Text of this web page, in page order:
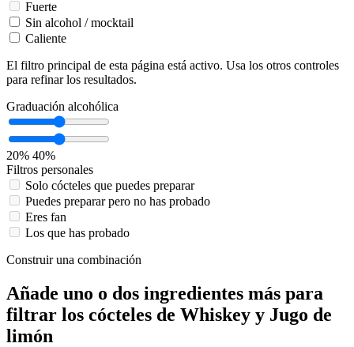
Fuerte
Sin alcohol / mocktail
Caliente
El filtro principal de esta página está activo. Usa los otros controles
para refinar los resultados.
Graduación alcohólica
20% 40%
Filtros personales
Solo cócteles que puedes preparar
Puedes preparar pero no has probado
Eres fan
Los que has probado
Construir una combinación
Añade uno o dos ingredientes más para
filtrar los cócteles de Whiskey y Jugo de
limón